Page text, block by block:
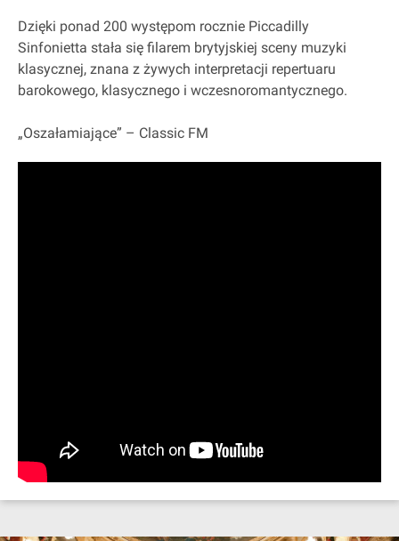
Dzięki ponad 200 występom rocznie Piccadilly
Sinfonietta stała się filarem brytyjskiej sceny muzyki
klasycznej, znana z żywych interpretacji repertuaru
barokowego, klasycznego i wczesnoromantycznego.
„Oszałamiające” – Classic FM